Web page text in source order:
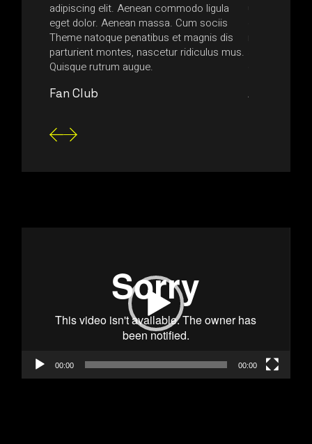
adipiscing elit. Aenean commodo ligula
eget dolor. Aenean massa. Cum sociis
Theme natoque penatibus et magnis dis
parturient montes, nascetur ridiculus mus.
Quisque rutrum augue.
Fan Club
00:00 00:00